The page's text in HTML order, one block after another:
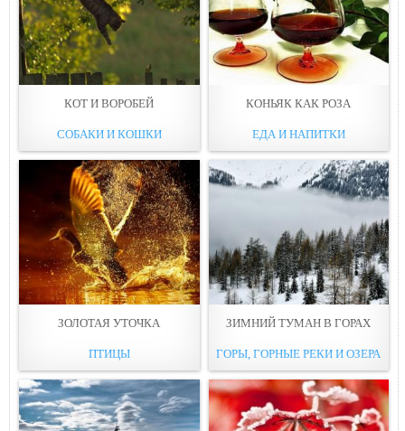
КОТ И ВОРОБЕЙ
СОБАКИ И КОШКИ
КОНЬЯК КАК РОЗА
ЕДА И НАПИТКИ
ЗОЛОТАЯ УТОЧКА
ПТИЦЫ
ЗИМНИЙ ТУМАН В ГОРАХ
ГОРЫ, ГОРНЫЕ РЕКИ И ОЗЕРА